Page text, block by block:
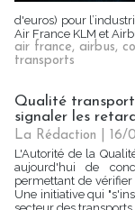
d'euros) pour
Air France KLM et
air france, airbus,
transports
Qualité
signaler les
La Rédaction | 16/
L'Autorité de la
aujourd'hui de
permettant de
Une initiative qui